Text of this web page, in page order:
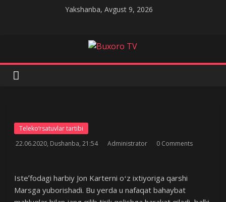
Yakshanba, Avgust 9, 2026
Buxoro
Teleko‘rsatuvlar tartibi
22.06.2020, Dushanba, 21:54
Administrator 0 Comments
Isteʼfodagi harbiy Jon Karterni oʻz ixtiyoriga qarshi
Marsga yuborishadi. Bu yerda u nafaqat bahaybat